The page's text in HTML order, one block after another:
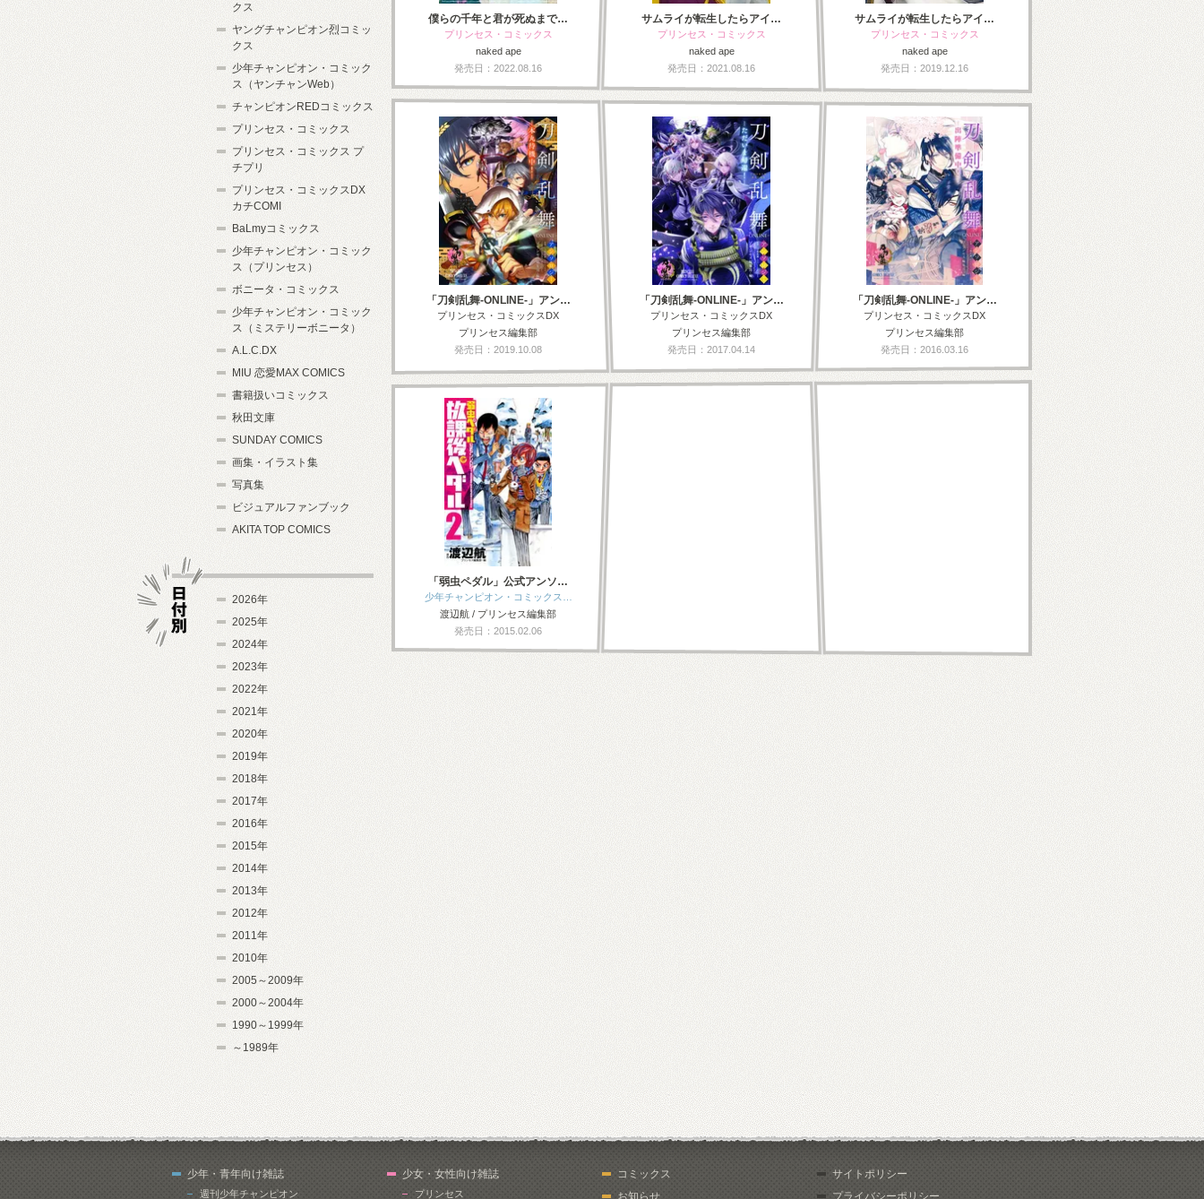
僕らの千年と君が死ぬまで…
プリンセス・コミックス
naked ape
発売日：2022.08.16
サムライが転生したらアイ…
プリンセス・コミックス
naked ape
発売日：2021.08.16
サムライが転生したらアイ…
プリンセス・コミックス
naked ape
発売日：2019.12.16
「刀剣乱舞-ONLINE-」アン…
プリンセス・コミックスDX
プリンセス編集部
発売日：2019.10.08
「刀剣乱舞-ONLINE-」アン…
プリンセス・コミックスDX
プリンセス編集部
発売日：2017.04.14
「刀剣乱舞-ONLINE-」アン…
プリンセス・コミックスDX
プリンセス編集部
発売日：2016.03.16
「弱虫ペダル」公式アンソ…
少年チャンピオン・コミックス…
渡辺航 / プリンセス編集部
発売日：2015.02.06
クス
ヤングチャンピオン烈コミッ
クス
少年チャンピオン・コミック
ス（ヤンチャンWeb）
チャンピオンREDコミックス
プリンセス・コミックス
プリンセス・コミックス プ
チプリ
プリンセス・コミックスDX
カチCOMI
BaLmyコミックス
少年チャンピオン・コミック
ス（プリンセス）
ボニータ・コミックス
少年チャンピオン・コミック
ス（ミステリーボニータ）
A.L.C.DX
MIU 恋愛MAX COMICS
書籍扱いコミックス
秋田文庫
SUNDAY COMICS
画集・イラスト集
写真集
ビジュアルファンブック
AKITA TOP COMICS
2026年
2025年
2024年
2023年
2022年
2021年
2020年
2019年
2018年
2017年
2016年
2015年
2014年
2013年
2012年
2011年
2010年
2005～2009年
2000～2004年
1990～1999年
～1989年
少年・青年向け雑誌
週刊少年チャンピオン
少女・女性向け雑誌
プリンセス
コミックス
お知らせ
サイトポリシー
プライバシーポリシー